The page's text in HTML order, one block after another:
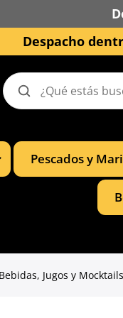
Despacho
Buscar
Pescados y
Bebidas, Jugos y Mocktails